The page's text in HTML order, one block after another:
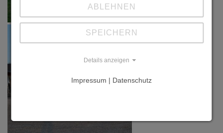
ABLEHNEN
SPEICHERN
Details anzeigen
Impressum | Datenschutz